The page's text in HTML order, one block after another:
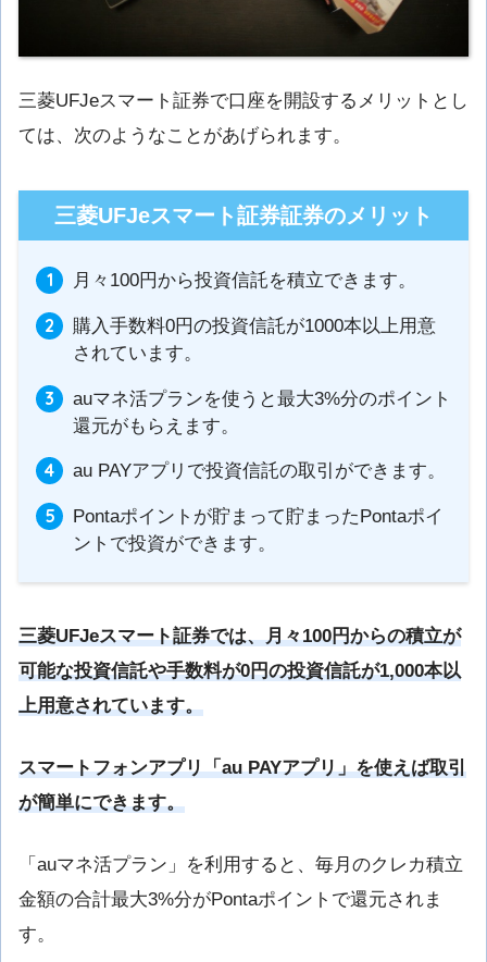
三菱UFJeスマート証券で口座を開設するメリットとし
ては、次のようなことがあげられます。
三菱UFJeスマート証券証券のメリット
月々100円から投資信託を積立できます。
購入手数料0円の投資信託が1000本以上用意
されています。
auマネ活プランを使うと最大3%分のポイント
還元がもらえます。
au PAYアプリで投資信託の取引ができます。
Pontaポイントが貯まって貯まったPontaポイ
ントで投資ができます。
三菱UFJeスマート証券では、月々100円からの積立が
可能な投資信託や手数料が0円の投資信託が1,000本以
上用意されています。
スマートフォンアプリ「au PAYアプリ」を使えば取引
が簡単にできます。
「auマネ活プラン」を利用すると、毎月のクレカ積立
金額の合計最大3%分がPontaポイントで還元されま
す。